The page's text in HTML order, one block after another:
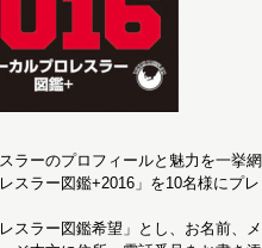
ラーのプロフィールと魅力を一挙網
スラー図鑑+2016」を10名様にプレ
スラー図鑑希望」とし、お名前、メ